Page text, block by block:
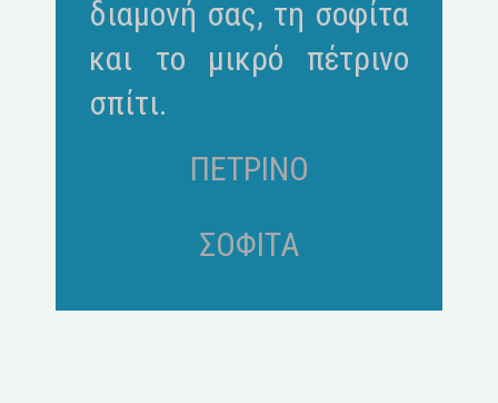
διαμονή σας, τη σοφίτα
και το μικρό πέτρινο
σπίτι.
ΠΕΤΡΙΝΟ
ΣΟΦΙΤΑ